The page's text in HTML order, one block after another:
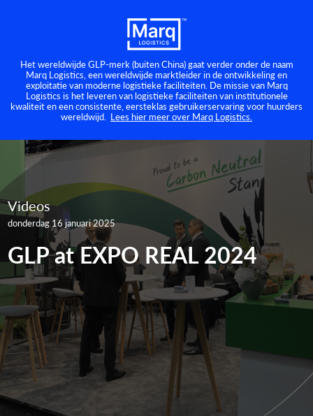
Het wereldwijde GLP-merk (buiten China) gaat verder onder de naam
Marq Logistics, een wereldwijde marktleider in de ontwikkeling en
exploitatie van moderne logistieke faciliteiten. De missie van Marq
Logistics is het leveren van logistieke faciliteiten van institutionele
kwaliteit en een consistente, eersteklas gebruikerservaring voor huurders
wereldwijd. Lees hier meer over Marq Logistics.
Videos
donderdag 16 januari 2025
GLP at EXPO REAL 2024